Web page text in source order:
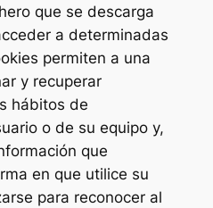
que se descarga
a determinadas
permiten a una
y recuperar
hábitos de
o de su equipo y,
que
en que utilice su
para reconocer al